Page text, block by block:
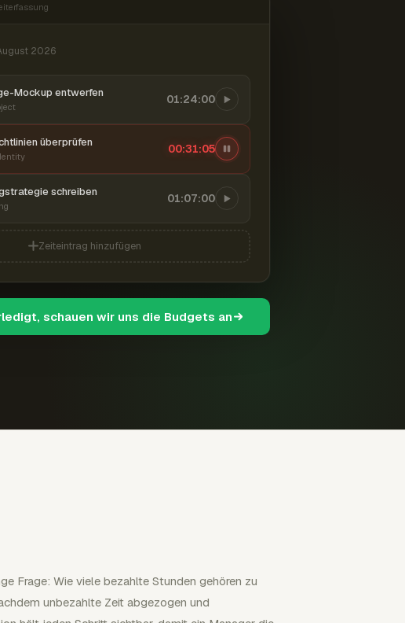
2026
Mockup entwerfen 01:24:00
überprüfen 00:31:06
schreiben 01:07:00
Zeiteintrag hinzufügen
schauen wir uns die Budgets an
Frage: Wie viele bezahlte Stunden gehören zu
unbezahlte Zeit abgezogen und